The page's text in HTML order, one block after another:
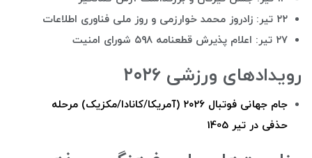
۲۲ تیر: زادروز محمد خوارزمی و روز ملی فناوری اطلاعات
۲۷ تیر: اعلام پذیرش قطعنامه ۵۹۸ شورای امنیت
رویدادهای ورزشی ۲۰۲۶
جام جهانی فوتبال ۲۰۲۶ (آمریکا/کانادا/مکزیک) مرحله
حذفی در تیر 1405